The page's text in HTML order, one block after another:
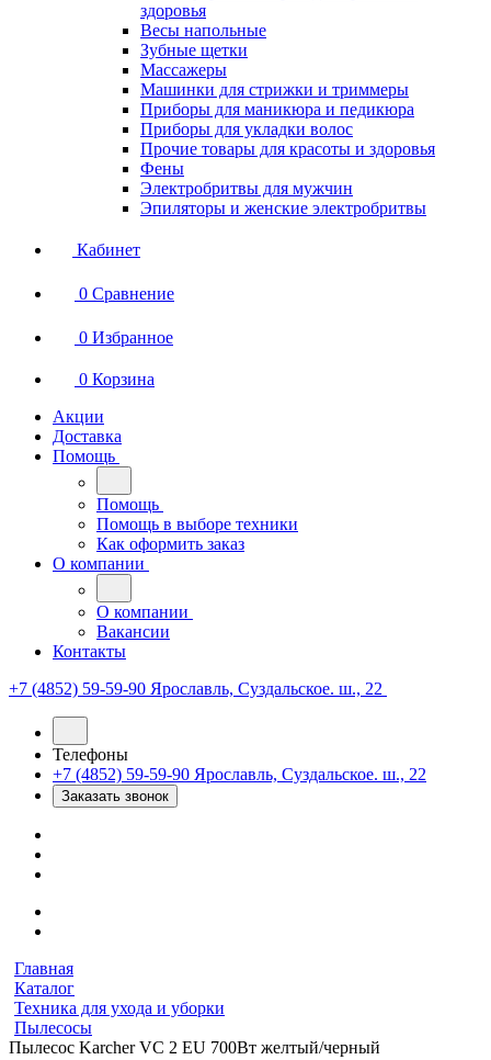
здоровья
Весы напольные
Зубные щетки
Массажеры
Машинки для стрижки и триммеры
Приборы для маникюра и педикюра
Приборы для укладки волос
Прочие товары для красоты и здоровья
Фены
Электробритвы для мужчин
Эпиляторы и женские электробритвы
Кабинет
0 Сравнение
0 Избранное
0 Корзина
Акции
Доставка
Помощь
Помощь
Помощь в выборе техники
Как оформить заказ
О компании
О компании
Вакансии
Контакты
+7 (4852) 59-59-90 Ярославль, Суздальское. ш., 22
Телефоны
+7 (4852) 59-59-90 Ярославль, Суздальское. ш., 22
Заказать звонок
Главная
Каталог
Техника для ухода и уборки
Пылесосы
Пылесос Karcher VC 2 EU 700Вт желтый/черный